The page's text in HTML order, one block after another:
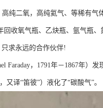
纯二氧，高纯氦气、等稀有气
回收氧气瓶、乙炔瓶、氩气瓶
求永远的合作伙伴!
Faraday，1791年－1867年）
又译“笛彼”）液化了“碳酸气”。